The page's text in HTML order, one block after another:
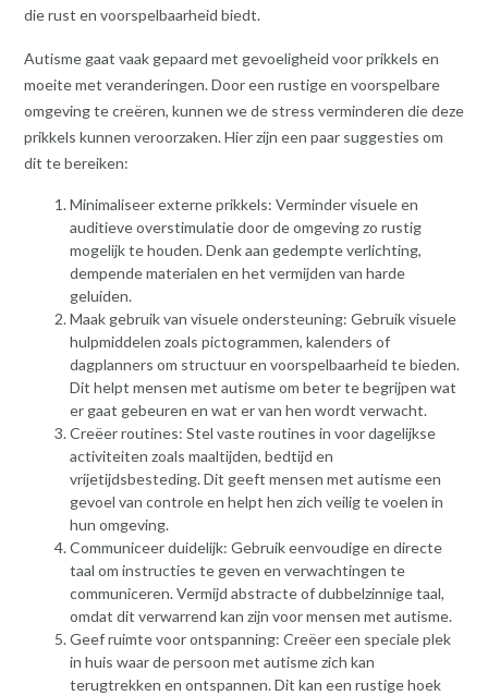
die rust en voorspelbaarheid biedt.
Autisme gaat vaak gepaard met gevoeligheid voor prikkels en
moeite met veranderingen. Door een rustige en voorspelbare
omgeving te creëren, kunnen we de stress verminderen die deze
prikkels kunnen veroorzaken. Hier zijn een paar suggesties om
dit te bereiken:
Minimaliseer externe prikkels: Verminder visuele en
auditieve overstimulatie door de omgeving zo rustig
mogelijk te houden. Denk aan gedempte verlichting,
dempende materialen en het vermijden van harde
geluiden.
Maak gebruik van visuele ondersteuning: Gebruik visuele
hulpmiddelen zoals pictogrammen, kalenders of
dagplanners om structuur en voorspelbaarheid te bieden.
Dit helpt mensen met autisme om beter te begrijpen wat
er gaat gebeuren en wat er van hen wordt verwacht.
Creëer routines: Stel vaste routines in voor dagelijkse
activiteiten zoals maaltijden, bedtijd en
vrijetijdsbesteding. Dit geeft mensen met autisme een
gevoel van controle en helpt hen zich veilig te voelen in
hun omgeving.
Communiceer duidelijk: Gebruik eenvoudige en directe
taal om instructies te geven en verwachtingen te
communiceren. Vermijd abstracte of dubbelzinnige taal,
omdat dit verwarrend kan zijn voor mensen met autisme.
Geef ruimte voor ontspanning: Creëer een speciale plek
in huis waar de persoon met autisme zich kan
terugtrekken en ontspannen. Dit kan een rustige hoek